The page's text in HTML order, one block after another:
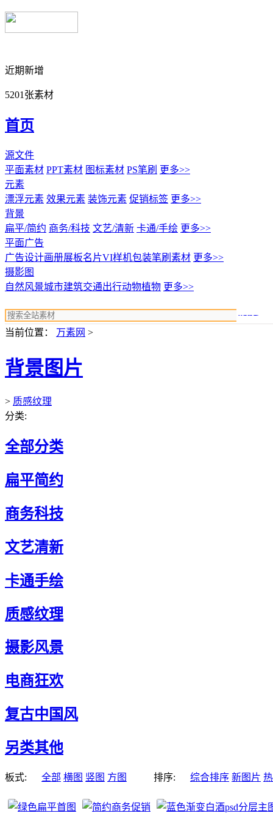
近期新增
5201张素材
首页
源文件
平面素材 PPT素材 图标素材 PS笔刷 更多>>
元素
漂浮元素 效果元素 装饰元素 促销标签 更多>>
背景
扁平/简约 商务/科技 文艺/清新 卡通/手绘 更多>>
平面广告
广告设计画册展板名片VI样机包装笔刷素材 更多>>
摄影图
自然风景城市建筑交通出行动物植物 更多>>
当前位置： 万素网 >
背景图片
> 质感纹理
分类:
全部分类
扁平简约
商务科技
文艺清新
卡通手绘
质感纹理
摄影风景
电商狂欢
复古中国风
另类其他
板式: 全部 横图 竖图 方图 排序: 综合排序 新图片